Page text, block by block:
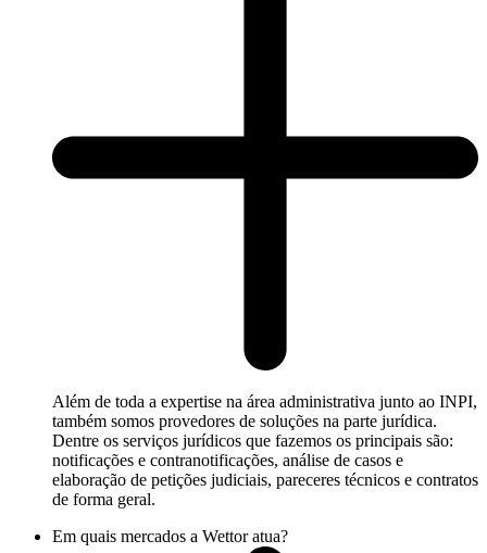
Além de toda a expertise na área administrativa junto ao INPI,
também somos provedores de soluções na parte jurídica.
Dentre os serviços jurídicos que fazemos os principais são:
notificações e contranotificações, análise de casos e
elaboração de petições judiciais, pareceres técnicos e contratos
de forma geral.
Em quais mercados a Wettor atua?